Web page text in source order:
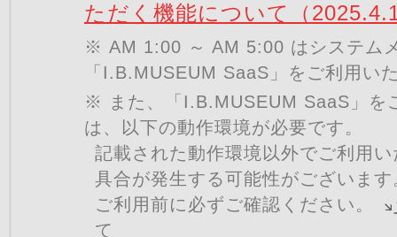
ただく機能について（
※ AM 1:00 ～ AM 5:00 はシステム
「I.B.MUSEUM SaaS」をご利用い
※ また、「I.B.MUSEUM SaaS」を
は、以下の動作環境が必要です。
記載された動作環境以外でご利用
具合が発生する可能性がございます
ご利用前に必ずご確認ください。
て